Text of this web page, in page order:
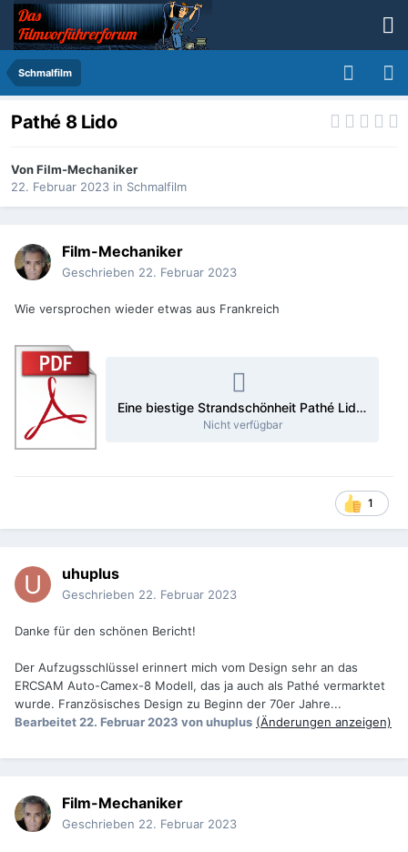
Schmalfilm
Pathé 8 Lido
VonFilm-Mechaniker
22. Februar 2023 in Schmalfilm
Film-Mechaniker
Geschrieben 22. Februar 2023
Wie versprochen wieder etwas aus Frankreich
Eine biestige Strandschönheit Pathé Lido 8.pdf
Nicht verfügbar
1
uhuplus
Geschrieben 22. Februar 2023
Danke für den schönen Bericht!
Der Aufzugsschlüssel erinnert mich vom Design sehr an das
ERCSAM Auto-Camex-8 Modell, das ja auch als Pathé vermarktet
wurde. Französisches Design zu Beginn der 70er Jahre...
Bearbeitet22. Februar 2023 von uhuplus (Änderungen anzeigen)
Film-Mechaniker
Geschrieben 22. Februar 2023